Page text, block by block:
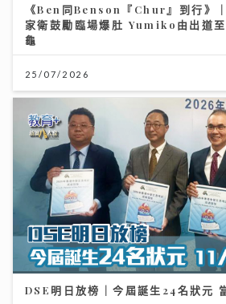
《Ben同Benson『Chur』到行》
家衛鼓勵臨場爆肚 Yumiko由出道
龜
25/07/2026
DSE明日放榜｜今屆誕生24名狀元